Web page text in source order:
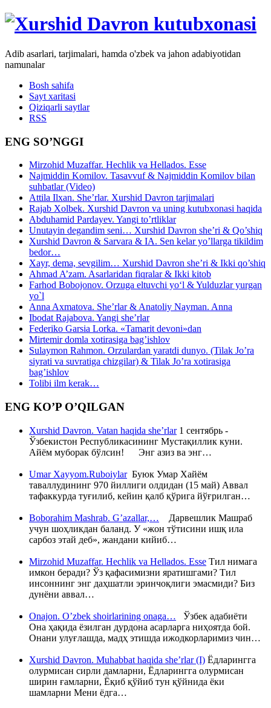
Adib asarlari, tarjimalari, hamda o'zbek va jahon adabiyotidan
namunalar
Bosh sahifa
Sayt xaritasi
Qiziqarli saytlar
RSS
ENG SO’NGGI
Mirzohid Muzaffar. Hechlik va Hellados. Esse
Najmiddin Komilov. Tasavvuf & Najmiddin Komilov bilan
suhbatlar (Video)
Attila Ilxan. She’rlar. Xurshid Davron tarjimalari
Rajab Xolbek. Xurshid Davron va uning kutubxonasi haqida
Abduhamid Pardayev. Yangi to’rtliklar
Unutayin degandim seni… Xurshid Davron she’ri & Qo’shiq
Xurshid Davron & Sarvara & IA. Sen kelar yo’llarga tikildim
bedor…
Xayr, dema, sevgilim… Xurshid Davron she’ri & Ikki qo’shiq
Ahmad A’zam. Asarlaridan fiqralar & Ikki kitob
Farhod Bobojonov. Orzuga eltuvchi yo‘l & Yulduzlar yurgan
yo`l
Anna Axmatova. She’rlar & Anatoliy Nayman. Anna
Ibodat Rajabova. Yangi she’rlar
Federiko Garsia Lorka. «Tamarit devoni»dan
Mirtemir domla xotirasiga bag’ishlov
Sulaymon Rahmon. Orzulardan yaratdi dunyo. (Tilak Jo’ra
siyrati va suvratiga chizgilar) & Tilak Jo’ra xotirasiga
bag’ishlov
Tolibi ilm kerak…
ENG KO’P O’QILGAN
Xurshid Davron. Vatan haqida she’rlar1 сентябрь -
Ўзбекистон Республикасининг Мустақиллик куни.
Айём муборак бўлсин! Энг азиз ва энг…
Umar Xayyom.RuboiylarБуюк Умар Хайём
таваллудининг 970 йиллиги олдидан (15 май) Аввал
тафаккурда туғилиб, кейин қалб қўрига йўғрилган…
Boborahim Mashrab. G’azallar,… Дарвешлик Машраб
учун шоҳликдан баланд. У «жон тўтисини ишқ ила
сарбоз этай деб», жандани кийиб…
Mirzohid Muzaffar. Hechlik va Hellados. Esse Тил нимага
имкон беради? Ўз қафасимизни яратишгами? Тил
инсоннинг энг даҳшатли эринчоқлиги эмасмиди? Биз
дунёни аввал…
Onajon. O’zbek shoirlarining onaga… Ўзбек адабиёти
Она ҳақида ёзилган дурдона асарларга ниҳоятда бой.
Онани улуғлашда, мадҳ этишда ижодкорларимиз чин…
Xurshid Davron. Muhabbat haqida she’rlar (I) Ёдларингга
олурмисан сирли дамларни, Ёдларингга олурмисан
ширин ғамларни, Ёқиб қўйиб тун қўйнида ёки
шамларни Мени ёдга…